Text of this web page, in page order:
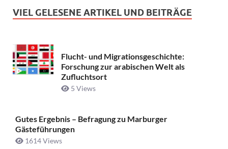
VIEL GELESENE ARTIKEL UND BEITRÄGE
Flucht- und Migrationsgeschichte:
Forschung zur arabischen Welt als
Zufluchtsort
5 Views
Gutes Ergebnis – Befragung zu Marburger
Gästeführungen
1614 Views